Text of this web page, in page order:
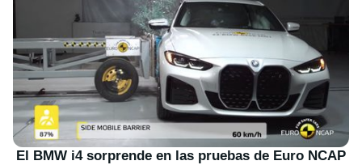
El BMW i4 sorprende en las pruebas de Euro NCAP